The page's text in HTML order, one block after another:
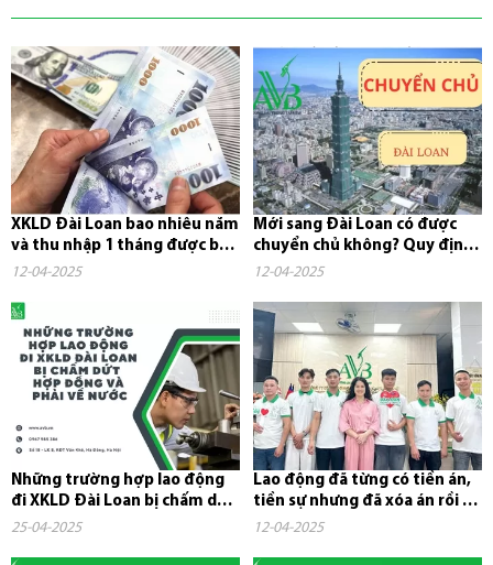
XKLD Đài Loan bao nhiêu năm
và thu nhập 1 tháng được bao
nhiêu tiền?
12-04-2025
Mới sang Đài Loan có được
chuyển chủ không? Quy định,
chi phí và những điều cần...
12-04-2025
Những trường hợp lao động
đi XKLD Đài Loan bị chấm dứt
hợp đồng và phải về nước
25-04-2025
Lao động đã từng có tiền án,
tiền sự nhưng đã xóa án rồi có
đi xuất khẩu lao...
12-04-2025